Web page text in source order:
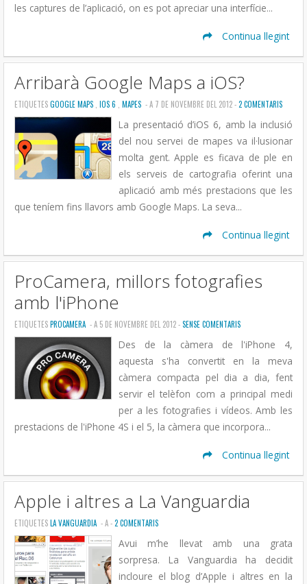
les captures de l’aplicació, on es pot apreciar una interfície...
Continua llegint
Arribarà Google Maps a iOS?
ETIQUETESGOOGLE MAPS , IOS 6 , MAPES - A 7 DE NOVEMBRE DEL 2012 -2 COMENTARIS
La presentació d’iOS 6, amb la inclusió
del nou servei de mapes va il·lusionar
molta gent. Apple es ficava de ple en
els serveis de cartografia oferint una
aplicació amb més prestacions que les
que teníem fins llavors amb Google Maps. La seva...
Continua llegint
ProCamera, millors fotografies
amb l'iPhone
ETIQUETESPROCAMERA - A 5 DE NOVEMBRE DEL 2012 -SENSE COMENTARIS
Des de la càmera de l'iPhone 4,
aquesta s'ha convertit en la meva
càmera compacta pel dia a dia, fent
servir el telèfon com a principal medi
per a les fotografies i vídeos. Amb les
prestacions de l'iPhone 4S i el 5, la càmera que incorpora...
Continua llegint
Apple i altres a La Vanguardia
ETIQUETESLA VANGUARDIA - A-2 COMENTARIS
Avui m’he llevat amb una grata
sorpresa. La Vanguardia ha decidit
incloure el blog d’Apple i altres en la